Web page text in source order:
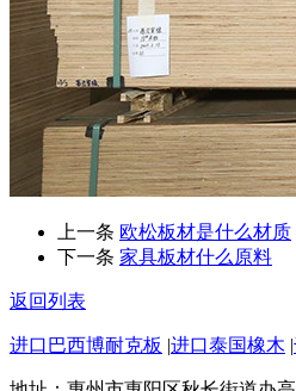
上一条 欧松板材是什么材质
下一条 家具板材什么原料
返回列表
进口巴西博耐克板 |进口泰国橡木 |